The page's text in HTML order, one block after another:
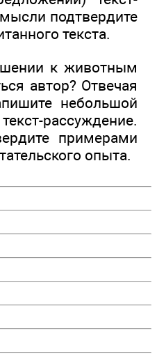
подтвердите
текста.
к животным
автор? Отвечая
небольшой
рассуждение.
примерами
опыта.